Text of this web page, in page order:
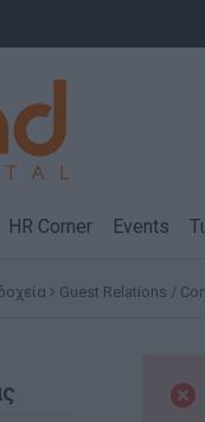
HR Corner Events
Guest Relations /